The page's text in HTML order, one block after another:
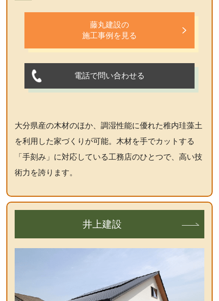
藤丸建設の
施工事例を見る
電話で問い合わせる
大分県産の木材のほか、調湿性能に優れた稚内珪藻土
を利用した家づくりが可能。木材を手でカットする
「手刻み」に対応している工務店のひとつで、高い技
術力を誇ります。
井上建設